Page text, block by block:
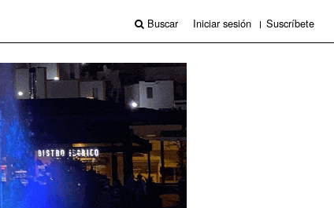
Buscar Iniciar sesión Suscríbete